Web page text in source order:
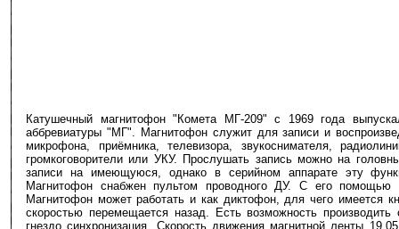
Катушечный магнитофон "Комета МГ-209" с 1969 года
аббревиатуры "МГ". Магнитофон служит для записи и
микрофона, приёмника, телевизора, звукоснимателя,
громкоговорители или УКУ. Прослушать запись можно на
записи на имеющуюся, однако в серийном аппарате эту
Магнитофон снабжен пультом проводного ДУ. С его
Магнитофон может работать и как диктофон, для чего имеется
скоростью перемещается назад. Есть возможность
гнездо синхронизация. Скорость движения магнитной ленты